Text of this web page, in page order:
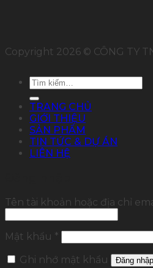
Copyright 2026 © CÔNG TY
Tìm
kiếm:
TRANG CHỦ
GIỚI THIỆU
SẢN PHẨM
TIN TỨC & DỰ ÁN
LIÊN HỆ
Tên tài khoản hoặc địa chỉ
Mật khẩu *
Ghi nhớ mật khẩu
Đăng nhập